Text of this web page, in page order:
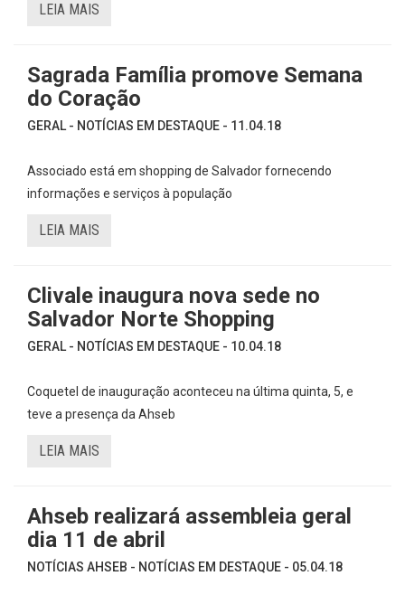
LEIA MAIS
Sagrada Família promove Semana
do Coração
GERAL - NOTÍCIAS EM DESTAQUE - 11.04.18
Associado está em shopping de Salvador fornecendo
informações e serviços à população
LEIA MAIS
Clivale inaugura nova sede no
Salvador Norte Shopping
GERAL - NOTÍCIAS EM DESTAQUE - 10.04.18
Coquetel de inauguração aconteceu na última quinta, 5, e
teve a presença da Ahseb
LEIA MAIS
Ahseb realizará assembleia geral
dia 11 de abril
NOTÍCIAS AHSEB - NOTÍCIAS EM DESTAQUE - 05.04.18